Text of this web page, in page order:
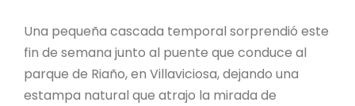
Una pequeña cascada temporal sorprendió este
fin de semana junto al puente que conduce al
parque de Riaño, en Villaviciosa, dejando una
estampa natural que atrajo la mirada de